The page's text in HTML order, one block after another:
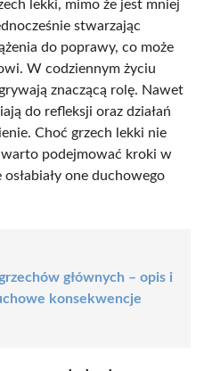
lekki, mimo że jest mniej
stwarzając
do poprawy, co może
W codziennym życiu
znaczącą rolę. Nawet
do refleksji oraz działań
Choć grzech lekki nie
podejmować kroki w
one duchowego
głównych – opis i
konsekwencje